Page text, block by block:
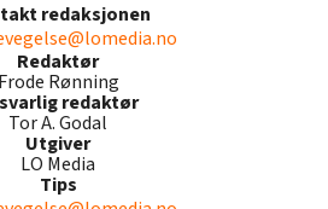
redaksjonen
Redaktør
Frode Rønning
redaktør
Tor A. Godal
Utgiver
LO Media
Tips